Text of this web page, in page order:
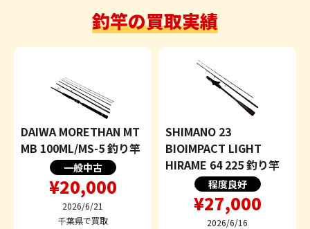
釣竿の買取実績
DAIWA MORETHAN MT
MB 100ML/MS-5 釣り竿
一般中古
¥20,000
2026/6/21
千葉県で買取
SHIMANO 23
BIOIMPACT LIGHT
HIRAME 64 225 釣り竿
程度良好
¥27,000
2026/6/16